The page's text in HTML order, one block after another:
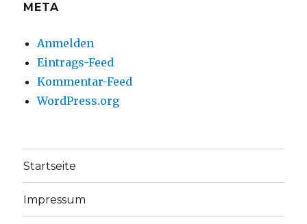
META
Anmelden
Eintrags-Feed
Kommentar-Feed
WordPress.org
Startseite
Impressum